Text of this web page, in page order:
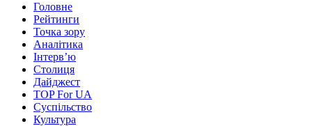
Головне
Рейтинги
Точка зору
Аналітика
Інтерв’ю
Столиця
Дайджест
TOP For UA
Суспiльство
Культура